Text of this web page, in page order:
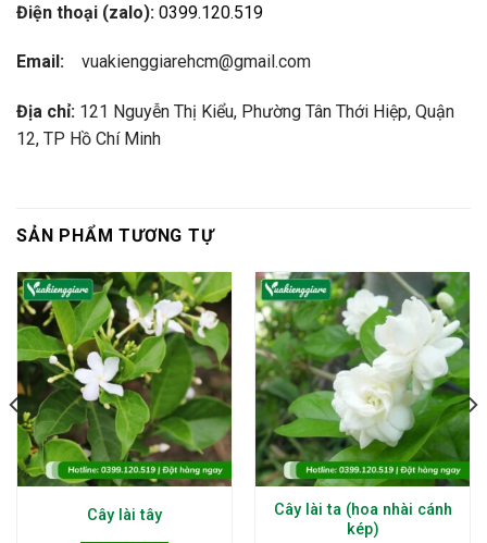
Điện thoại (zalo): 0399.120.519
Email: vuakienggiarehcm@gmail.com
Địa chỉ: 121 Nguyễn Thị Kiểu, Phường Tân Thới Hiệp, Quận
12, TP Hồ Chí Minh
SẢN PHẨM TƯƠNG TỰ
Cây lài tây
Cây lài ta (hoa nhài cánh
kép)